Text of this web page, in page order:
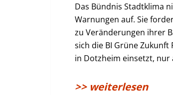
Das Bündnis Stadtklima
Warnungen auf. Sie
zu Veränderungen ihrer
sich die BI Grüne
in Dotzheim einsetzt, nur
>> weiterlesen